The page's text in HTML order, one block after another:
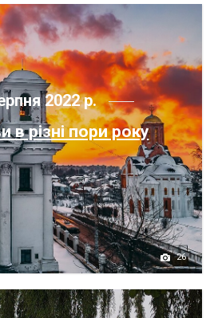
2022 р.
в різні пори року
26